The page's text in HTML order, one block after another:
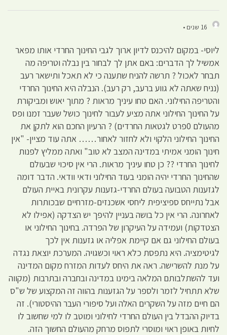
16 שנים •
ליוסי- במקום להיכנס לדיון ארוך לגבי החינוך החרדי אותו מפאר
אמשיל לך הדברים: באם אתן לך לבחור בין נבלה וטריפה מה
תבחר לאכול ? תרשה להניח שתענה כי לא תאכל ותישאר רעב
(נניח שאתה לא גווע ברעב, רק רעב). הנבלה היא החינוך החרדי
והטריפה החילוני. האם טחו עיניך מראות ? מתוך יאוש ומביקורת
על החינוך החילוני אתה מציע לעבור לחינוך כושל שעבר זמנו ופס
מהעולם 0פרט לגטאות החרדים) ? הרעיון החכם הוא לתקן את
החינוך החילוני הלקוי ולא לחזור לאחור…… אתה עוד מציין- "אין
חינוך הומני אמיתי במדינה המצב לא טוב" ואתה ממליץ לפנות
לחינוך החרדי ?? כן טחו עיניך מראות. הרי אין סיכוי שבעולם
שהחינוך החרדי יהיה הומני בעוד החילוני ודאי וודאי. הדבר דומה
לגזענות הטבועה בעולם החרדי-גזענות עקרונית באיית העולם
אבל נתייחס ספיציפית ליחסי אשכנזים-מזרחיים שבכותרות
לאחרונה. הרי אין כל בושה בעניין להיפך יש הצדקה (אפילו לא
הצטדקות) ועמידה על העיקרון של הפרדה. בחינוך החילוני או
בעולם החילוני גם אם קיימת אפליה או גזענות אין לכך
לגיטימציה. היא נתפסת כלא ראוי וכשגויה. המערכת יוצאת נגדה
על מנת להשרישה. ראה את היחס לעדות המזרח מקום המדינה
ועד להשתלבותם המלאה בימינו במדינה ובחברה ובתרבות (מקווה
שלא תתחיל לזמר ולספר על הגזענות בהווה זה המקצוע של ש"ס
הם חיים מזה על השקרים האלה ועל סיפורי העבר ההיסטורי). זה
בדיוק ההבדל בין העולם החרדי לחילוני ומוטב לו למי שחשוב לו
לחיות באופן ראוי ומוסרי לתפוס מרחק מהעולם החשוך הזה.